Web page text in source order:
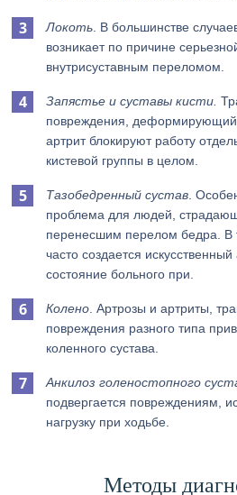
Локоть . В большинстве
возникает по причине
внутрисуставным переломом.
Запястье и суставы кисти.
повреждения, деформирующий
артрит блокируют работу
кистевой группы в целом.
Тазобедренный сустав .
проблема для людей,
перенесшим перелом бедра. В
часто создается
состояние больного при.
Колено . Артрозы и артриты,
повреждения разного типа
коленного сустава.
Анкилоз голеностопного
подвергается повреждениям,
нагрузку при ходьбе.
Методы